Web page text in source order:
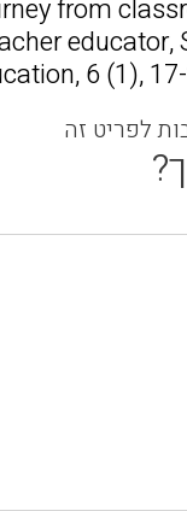
from
educator,
6 (1),
לפריט זה